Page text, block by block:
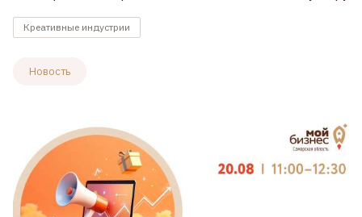
Креативные индустрии
Новость